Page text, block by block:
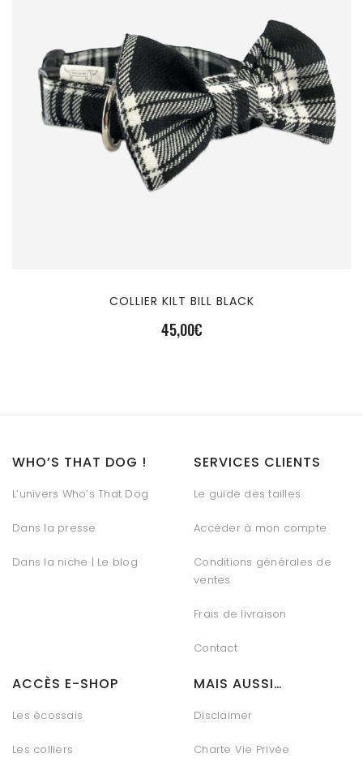
COLLIER KILT BILL BLACK
45,00€
WHO’S THAT DOG !
L’univers Who’s That Dog
Dans la presse
Dans la niche | Le blog
SERVICES CLIENTS
Le guide des tailles
Accéder à mon compte
Conditions générales de
ventes
Frais de livraison
Contact
ACCÈS E-SHOP
Les écossais
Les colliers
MAIS AUSSI…
Disclaimer
Charte Vie Privée